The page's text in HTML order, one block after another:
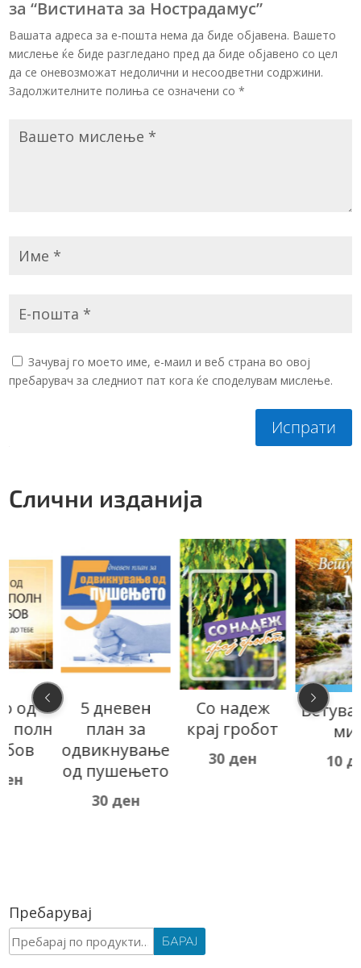
за “Вистината за Нострадамус”
Вашата адреса за е-пошта нема да биде објавена. Вашето
мислење ќе биде разгледано пред да биде објавено со цел
да се оневозможат недолични и несоодветни содржини.
Задолжителните полиња се означени со*
Зачувај го моето име, е-маил и веб страна во овој
пребарувач за следниот пат кога ќе споделувам мислење.
Испрати
Слични изданија
5 дневен
план за
одвикнување
од пушењето
Со надеж
крај гробот
30
Ветување за
Пребарувај
Барај
за:
БАРАЈ